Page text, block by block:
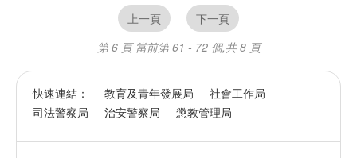
上一頁
下一頁
第 6 頁 當前第 61 - 72 個,共 8 頁
快速連結： 教育及青年發展局
社會工作局
司法警察局
治安警察局 懲教管理局